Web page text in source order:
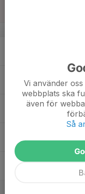
Vi använder
webbplats ska
även för
Så